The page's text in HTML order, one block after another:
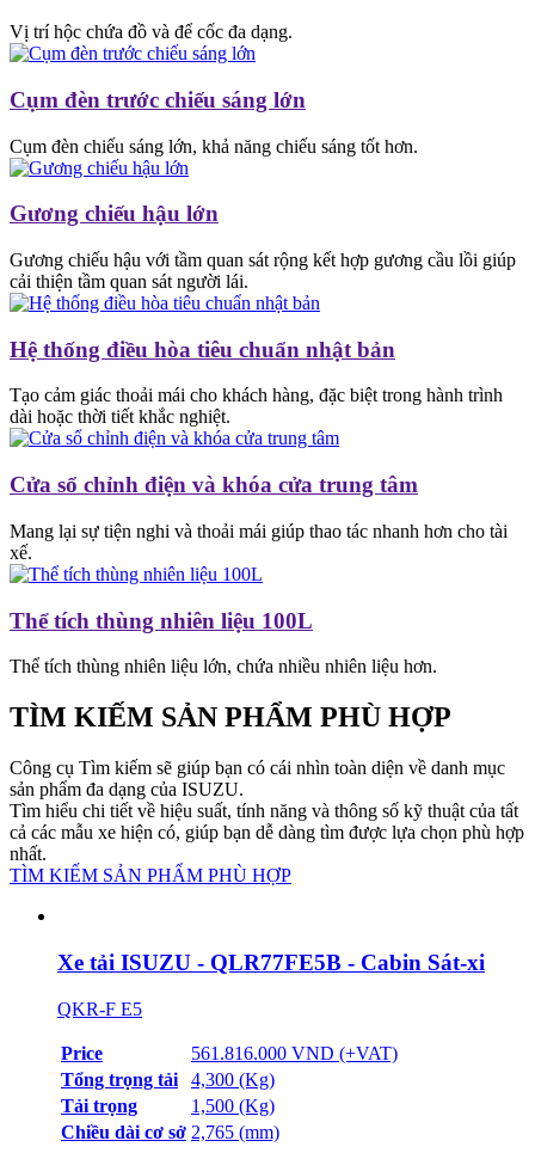
Vị trí hộc chứa đồ và để cốc đa dạng.
Cụm đèn trước chiếu sáng lớn
Cụm đèn chiếu sáng lớn, khả năng chiếu sáng tốt hơn.
Gương chiếu hậu lớn
Gương chiếu hậu với tầm quan sát rộng kết hợp gương cầu lồi giúp
cải thiện tầm quan sát người lái.
Hệ thống điều hòa tiêu chuẩn nhật bản
Tạo cảm giác thoải mái cho khách hàng, đặc biệt trong hành trình
dài hoặc thời tiết khắc nghiệt.
Cửa sổ chỉnh điện và khóa cửa trung tâm
Mang lại sự tiện nghi và thoải mái giúp thao tác nhanh hơn cho tài
xế.
Thể tích thùng nhiên liệu 100L
Thể tích thùng nhiên liệu lớn, chứa nhiều nhiên liệu hơn.
TÌM KIẾM SẢN PHẨM PHÙ HỢP
Công cụ Tìm kiếm sẽ giúp bạn có cái nhìn toàn diện về danh mục
sản phẩm đa dạng của ISUZU.
Tìm hiểu chi tiết về hiệu suất, tính năng và thông số kỹ thuật của tất
cả các mẫu xe hiện có, giúp bạn dễ dàng tìm được lựa chọn phù hợp
nhất.
TÌM KIẾM SẢN PHẨM PHÙ HỢP
Xe tải ISUZU - QLR77FE5B - Cabin Sát-xi
QKR-F E5
Price
561.816.000 VND (+VAT)
Tổng trọng tải
4,300 (Kg)
Tải trọng
1,500 (Kg)
Chiều dài cơ sở 2,765 (mm)